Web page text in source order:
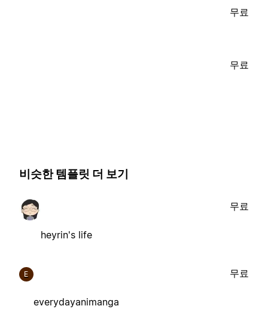
무료
무료
비슷한 템플릿 더 보기
heyrin's life
무료
E
everydayanimanga
무료